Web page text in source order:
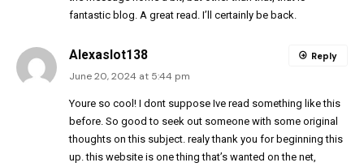
fantastic blog. A great read. I’ll certainly be back.
Alexaslot138
June 20, 2024 at 5:44 pm
Youre so cool! I dont suppose Ive read something like this
before. So good to seek out someone with some original
thoughts on this subject. realy thank you for beginning this
up. this website is one thing that’s wanted on the net,
Reply